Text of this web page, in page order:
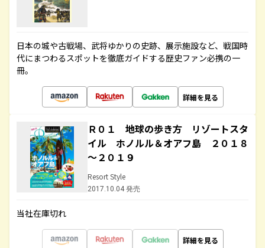
日本の城や古戦場、武将ゆかりの史跡、展示施設など、戦国時
代にまつわるスポットを徹底ガイドする歴史ファン必携の一
冊。
詳細を見る
Ｒ０１ 地球の歩き方 リゾートスタ
イル ホノルル＆オアフ島 ２０１８
～２０１９
Resort Style
2017.10.04 発売
当社在庫切れ
詳細を見る